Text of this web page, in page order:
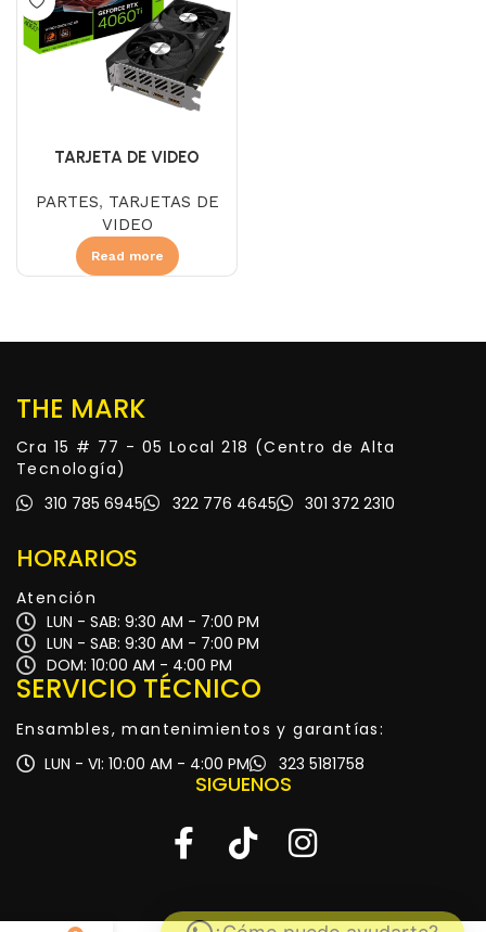
TARJETA DE VIDEO
DDR6 EAGLE OC 3FAN
PARTES, TARJETAS DE
VIDEO
Read more
THE MARK
Cra 15 # 77 - 05 Local 218 (Centro de Alta
Tecnología)
310 785 6945
322 776 4645 301 372 2310
HORARIOS
Atención
LUN - SAB: 9:30 AM - 7:00 PM
LUN - SAB: 9:30 AM - 7:00 PM
DOM: 10:00 AM - 4:00 PM
SERVICIO TÉCNICO
Ensambles, mantenimientos y garantías:
LUN - VI: 10:00 AM - 4:00 PM
323 5181758
SIGUENOS